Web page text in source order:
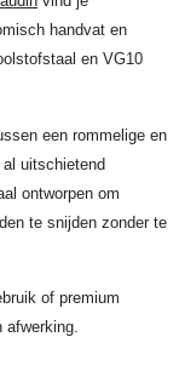
handvat en
en VG10
een rommelige en
uitschietend
ontworpen om
te snijden zonder te
of premium